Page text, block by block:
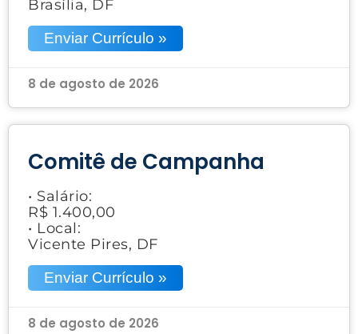
Brasília, DF
Enviar Currículo »
8 de agosto de 2026
Comitê de Campanha
• Salário:
R$ 1.400,00
• Local:
Vicente Pires, DF
Enviar Currículo »
8 de agosto de 2026